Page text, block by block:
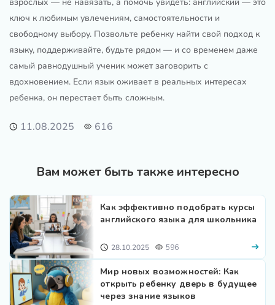
ключ к любимым увлечениям, самостоятельности и
свободному выбору. Позвольте ребенку найти свой подход к
языку, поддерживайте, будьте рядом — и со временем даже
самый равнодушный ученик может заговорить с
вдохновением. Если язык оживает в реальных интересах
ребенка, он перестает быть сложным.
11.08.2025 616
Вам может быть также интересно
Как эффективно подобрать курсы
английского языка для школьника
28.10.2025 596
Мир новых возможностей: Как
открыть ребенку дверь в будущее
через знание языков